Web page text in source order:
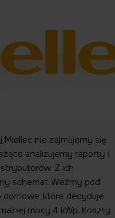
Miellec nie zajmujemy się
analizujemy raporty i
Z ich
schemat. Weźmy pod
które decyduje
mocy 4 kWp. Koszty